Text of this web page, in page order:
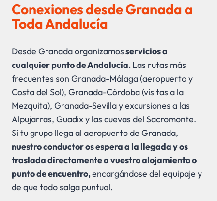
Conexiones desde Granada a
Toda Andalucía
Desde Granada organizamosservicios a
cualquier punto de Andalucía.Las rutas más
frecuentes son Granada-Málaga (aeropuerto y
Costa del Sol), Granada-Córdoba (visitas a la
Mezquita), Granada-Sevilla y excursiones a las
Alpujarras, Guadix y las cuevas del Sacromonte.
Si tu grupo llega al aeropuerto de Granada,
nuestro conductor os espera a la llegada y os
traslada directamente a vuestro alojamiento o
punto de encuentro,encargándose del equipaje y
de que todo salga puntual.